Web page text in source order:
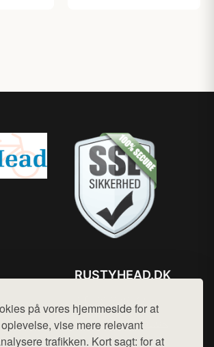
på vores hjemmeside for at
vise mere relevant
trafikken. Kort sagt: for at
RUSTYHEAD.DK
Mail: hej@want.dk